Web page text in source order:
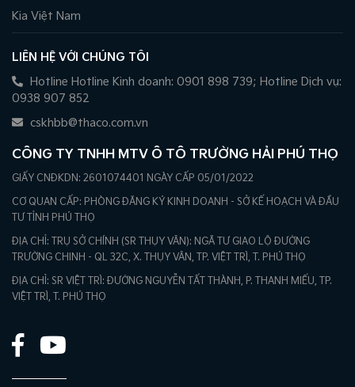
Kia Việt Nam
LIÊN HỆ VỚI CHÚNG TÔI
Hotline Hotline Kinh doanh: 0901 898 739; Hotline Dịch vụ:
0938 907 852
cskhbb@thaco.com.vn
CÔNG TY TNHH MTV Ô TÔ TRƯỜNG HẢI PHÚ THỌ
GIẤY CNĐKDN: 2601074401 NGÀY CẤP 05/01/2022
CƠ QUAN CẤP: PHÒNG ĐĂNG KÝ KINH DOANH - SỞ KẾ HOẠCH VÀ ĐẦU
TƯ TỈNH PHÚ THỌ
ĐỊA CHỈ: TRỤ SỞ CHÍNH (SR THỤY VÂN): NGÃ TƯ GIAO LỘ ĐƯỜNG
TRƯỜNG CHINH - QL 32C, X. THỤY VÂN, TP. VIỆT TRÌ, T. PHÚ THỌ
ĐỊA CHỈ: SR VIỆT TRÌ: ĐƯỜNG NGUYỄN TẤT THÀNH, P. THANH MIẾU, TP.
VIỆT TRÌ, T. PHÚ THỌ